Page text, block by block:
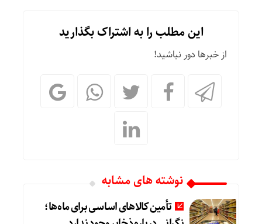
این مطلب را به اشتراک بگذارید
از خبرها دور نباشید!
نوشته های مشابه
تأمین کالاهای اساسی برای ماه‌ها؛